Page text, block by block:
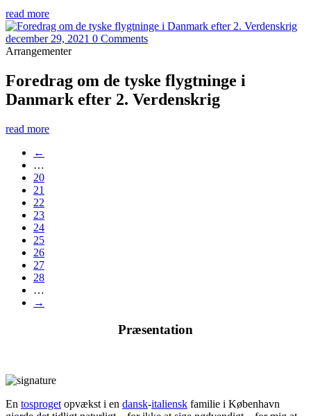
read more
december 29, 2021 0 Comments
Arrangementer
Foredrag om de tyske flygtninge i
Danmark efter 2. Verdenskrig
read more
←
…
20
21
22
23
24
25
26
27
28
…
→
Præsentation
En tosproget opvækst i en dansk-italiensk familie i København